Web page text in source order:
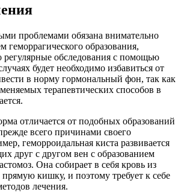
проблемами обязана внимательно
геморрагического образования,
регулярные обследования с помощью
будет необходимо избавиться от
в норму гормональный фон, так как
терапевтических способов в
отличается от подобных образований
всего причинами своего
геморроидальная киста развивается
друг с другом вен с образованием
Она собирает в себя кровь из
кишку, и поэтому требует к себе
лечения.